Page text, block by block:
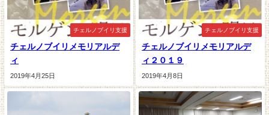
チェルノブイリ支援
チェルノブイリメモリアルデ
ィ
2019年4月25日
チェルノブイリ支援
チェルノブイリメモリアルデ
ィ２０１９
2019年4月8日